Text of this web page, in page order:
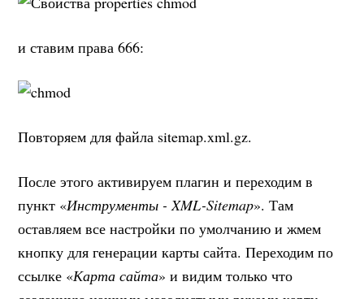
и ставим права 666:
Повторяем для файла sitemap.xml.gz.
После этого активируем плагин и переходим в
пункт «Инструменты - XML-Sitemap». Там
оставляем все настройки по умолчанию и жмем
кнопку для генерации карты сайта. Переходим по
ссылке «Карта сайта» и видим только что